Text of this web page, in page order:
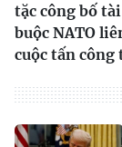
tặc công bố
buộc NATO
cuộc tấn công